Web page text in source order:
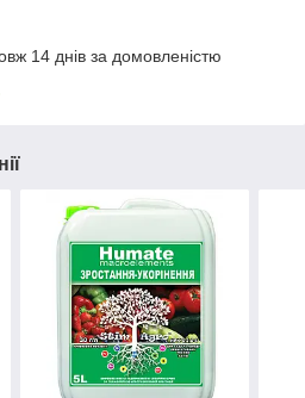
14 днів за домовленістю